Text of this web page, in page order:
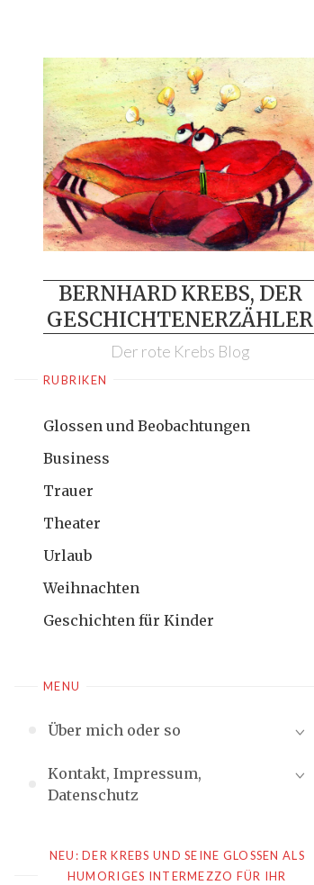
content
BERNHARD KREBS, DER
GESCHICHTENERZÄHLER
Der rote Krebs Blog
RUBRIKEN
Glossen und Beobachtungen
Business
Trauer
Theater
Urlaub
Weihnachten
Geschichten für Kinder
MENU
Über mich oder so
Kontakt, Impressum,
Datenschutz
NEU: DER KREBS UND SEINE GLOSSEN ALS
HUMORIGES INTERMEZZO FÜR IHR